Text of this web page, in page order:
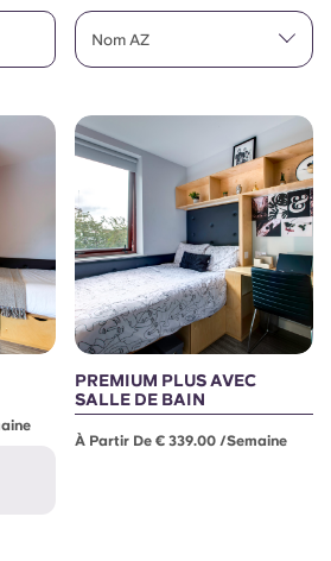
English (GB)
Español
Català
Deutsch
maintenant
Nom AZ
PREMIUM PLUS AVEC
SALLE DE BAIN
À Partir De € 339.00 /semaine